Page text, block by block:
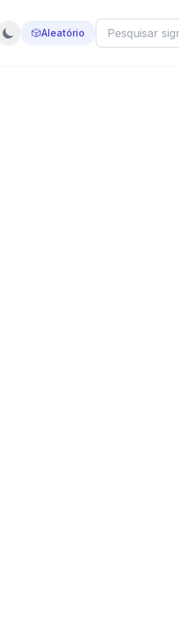
🎲Aleatório